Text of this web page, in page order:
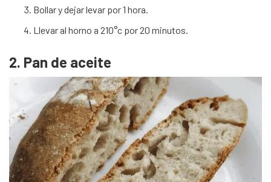
Bollar y dejar levar por 1 hora.
Llevar al horno a 210°c por 20 minutos.
2. Pan de aceite